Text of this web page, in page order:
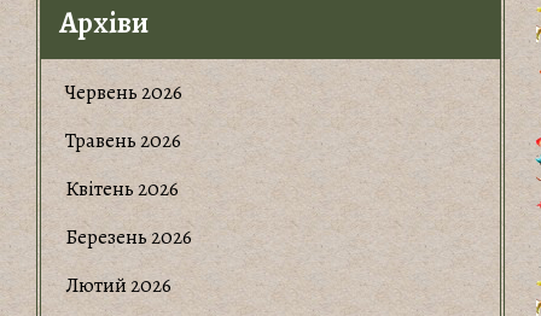
Архіви
Червень 2026
Травень 2026
Квітень 2026
Березень 2026
Лютий 2026